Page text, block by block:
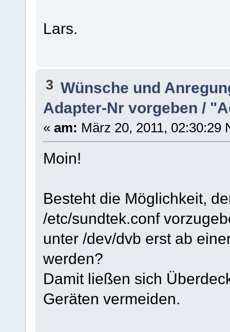
Lars.
3 Wünsche und
Adapter-Nr vorgeben /
« am: März 20, 2011, 02:30:29
Moin!
Besteht die Möglichkeit,
/etc/sundtek.conf
unter /dev/dvb erst ab
werden?
Damit ließen sich
Geräten vermeiden.